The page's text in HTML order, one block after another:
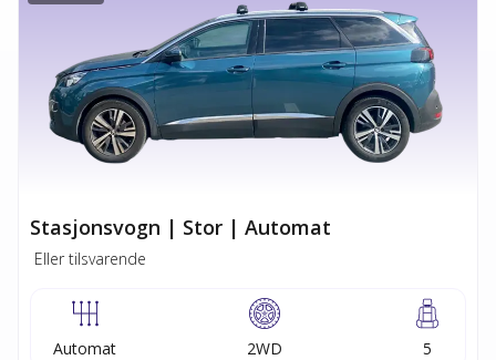
Stasjonsvogn | Stor | Automat
Eller tilsvarende
Automat 2WD
5